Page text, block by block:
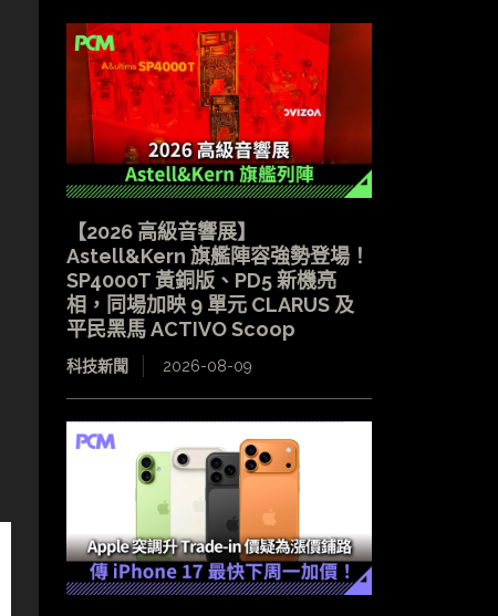
【2026 高級音響展】
Astell&Kern 旗艦陣容強勢登場！
SP4000T 黃銅版、PD5 新機亮
相，同場加映 9 單元 CLARUS 及
平民黑馬 ACTIVO Scoop
科技新聞 2026-08-09